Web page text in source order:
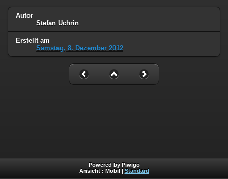
Autor
Stefan Uchrin
Erstellt am
Samstag, 8. Dezember 2012
Powered by Piwigo
Ansicht : Mobil Standard